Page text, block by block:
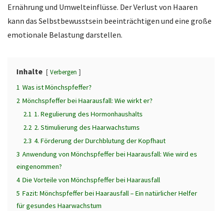
Ernährung und Umwelteinflüsse. Der Verlust von Haaren
kann das Selbstbewusstsein beeinträchtigen und eine große
emotionale Belastung darstellen.
Inhalte Verbergen
1 Was ist Mönchspfeffer?
2 Mönchspfeffer bei Haarausfall: Wie wirkt er?
2.1 1. Regulierung des Hormonhaushalts
2.2 2. Stimulierung des Haarwachstums
2.3 4. Förderung der Durchblutung der Kopfhaut
3 Anwendung von Mönchspfeffer bei Haarausfall: Wie wird es
eingenommen?
4 Die Vorteile von Mönchspfeffer bei Haarausfall
5 Fazit: Mönchspfeffer bei Haarausfall – Ein natürlicher Helfer
für gesundes Haarwachstum